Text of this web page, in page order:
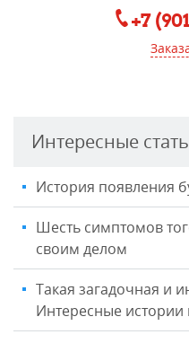
+7
Интересные
История появления
Шесть симптомов
своим делом
Такая загадочная и
Интересные истории